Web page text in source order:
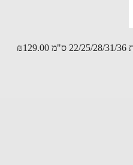
₪129.00